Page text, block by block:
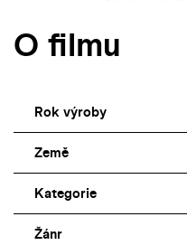
Vlasty, která se za ni z
O filmu
Rok výroby
Země
Kategorie
Žánr